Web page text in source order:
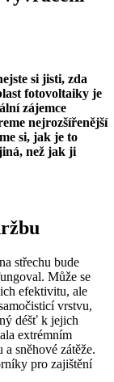
si jisti, zda
fotovoltaiky je
zájemce
nejrozšířenější
si, jak je to
než jak ji
střechu bude
Může se
efektivitu, ale
vrstvu,
déšť k jejich
extrémním
sněhové zátěže.
pro zajištění